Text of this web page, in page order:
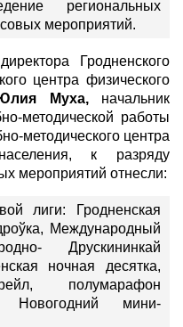
региональных
мероприятий.
Гродненского
центра физического
Муха,начальник
методической работы
методического центра
к разряду
мероприятий отнесли:
лиги: Гродненская
Международный
Друскининкай
ночная десятка,
полумарафон
Новогодний мини-